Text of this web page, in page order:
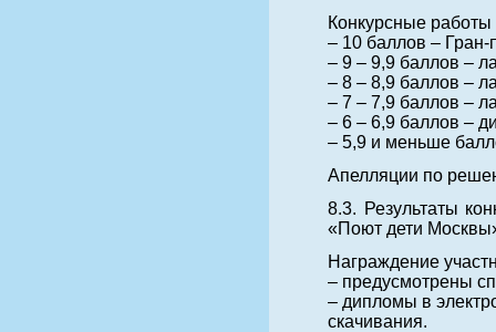
Конкурсные
– 10 баллов – Гран-
– 9 – 9,9 баллов –
– 8 – 8,9 баллов –
– 7 – 7,9 баллов –
– 6 – 6,9 баллов –
– 5,9 и меньше
Апелляции по
8.3. Результаты
«Поют дети
Награждение
– предусмотрены
– дипломы в
скачивания.